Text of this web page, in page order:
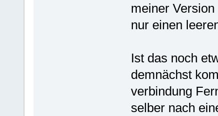
meiner
nur einen
Ist das noch
demnächst
verbindung
selber nach